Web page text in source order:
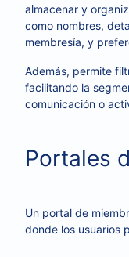
almacenar y
como nombres,
membresía, y
Además, permite
facilitando la
comunicación o
Portales
Un portal de
donde los usuarios